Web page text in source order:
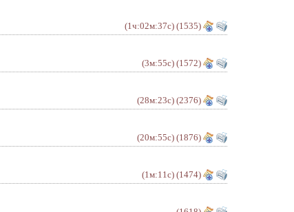
(1ч:02м:37с) (1535)
(3м:55с) (1572)
(28м:23с) (2376)
(20м:55с) (1876)
(1м:11с) (1474)